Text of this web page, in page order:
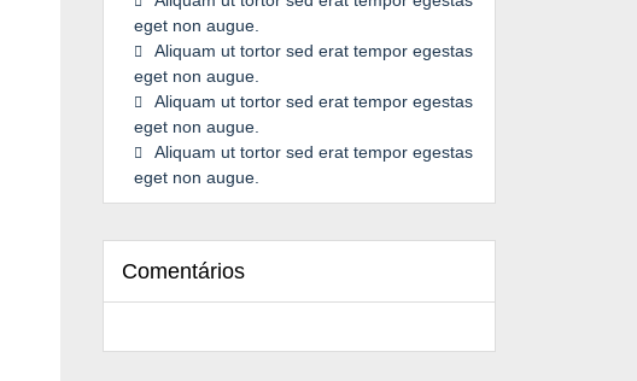
eget non augue.
Aliquam ut tortor sed erat tempor egestas
eget non augue.
Aliquam ut tortor sed erat tempor egestas
eget non augue.
Aliquam ut tortor sed erat tempor egestas
eget non augue.
Comentários